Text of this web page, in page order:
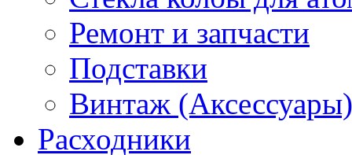
Ремонт и запчасти
Подставки
Винтаж (Аксессуары)
Расходники